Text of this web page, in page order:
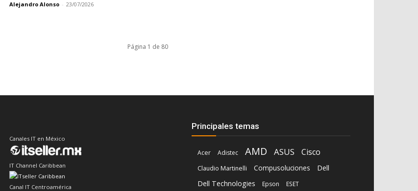
Alejandro Alonso - 23/07/2026
Página 1 de 80
Canales IT en México
IT Channel Caribbean
Canal IT Centroamérica
Principales temas
Acer Adistec AMD ASUS Cisco
Claudio Martinelli Compusoluciones
Dell
Dell Technologies
Epson
ESET